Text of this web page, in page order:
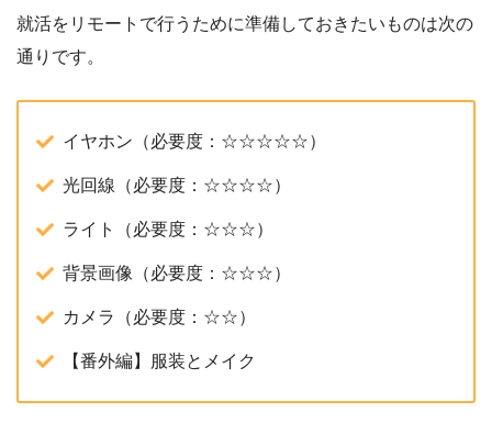
就活をリモートで行うために準備しておきたいものは次の
通りです。
イヤホン（必要度：☆☆☆☆☆）
光回線（必要度：☆☆☆☆）
ライト（必要度：☆☆☆）
背景画像（必要度：☆☆☆）
カメラ（必要度：☆☆）
【番外編】服装とメイク